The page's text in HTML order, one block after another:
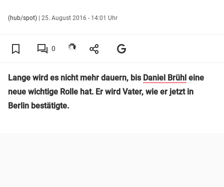
(hub/spot) | 25. August 2016 - 14:01 Uhr
0
Lange wird es nicht mehr dauern, bis Daniel Brühl eine
neue wichtige Rolle hat. Er wird Vater, wie er jetzt in
Berlin bestätigte.